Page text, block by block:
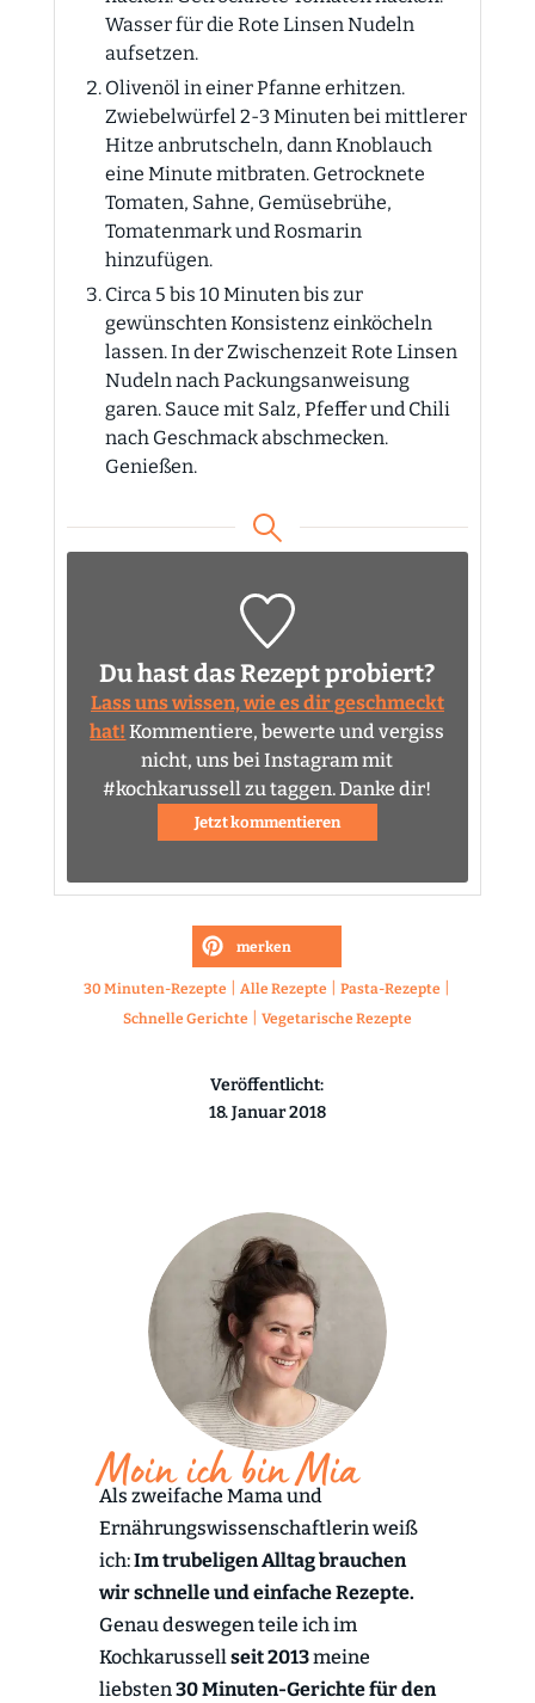
Wasser für die Rote Linsen Nudeln
aufsetzen.
Olivenöl in einer Pfanne erhitzen.
Zwiebelwürfel 2-3 Minuten bei mittlerer
Hitze anbrutscheln, dann Knoblauch
eine Minute mitbraten. Getrocknete
Tomaten, Sahne, Gemüsebrühe,
Tomatenmark und Rosmarin
hinzufügen.
Circa 5 bis 10 Minuten bis zur
gewünschten Konsistenz einköcheln
lassen. In der Zwischenzeit Rote Linsen
Nudeln nach Packungsanweisung
garen. Sauce mit Salz, Pfeffer und Chili
nach Geschmack abschmecken.
Genießen.
Du hast das Rezept probiert?
Lass uns wissen, wie es dir geschmeckt
hat! Kommentiere, bewerte und vergiss
nicht, uns bei Instagram mit
#kochkarussell zu taggen. Danke dir!
Jetzt kommentieren
merken
30 Minuten-Rezepte |Alle Rezepte |Pasta-Rezepte
Schnelle Gerichte Vegetarische Rezepte
Veröffentlicht:
18. Januar 2018
Moin ich bin Mia
Als zweifache Mama und
Ernährungswissenschaftlerin weiß
ich:Im trubeligen Alltag brauchen
wir schnelle und einfache Rezepte.
Genau deswegen teile ich im
Kochkarussellseit 2013meine
liebsten30 Minuten-Gerichte für den